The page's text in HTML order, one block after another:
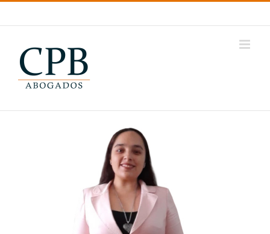
Skip
content